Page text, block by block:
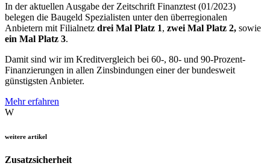
In der aktuellen Ausgabe der Zeitschrift Finanztest (01/2023)
belegen die Baugeld Spezialisten unter den überregionalen
Anbietern mit Filialnetz drei Mal Platz 1, zwei Mal Platz 2, sowie
ein Mal Platz 3.
Damit sind wir im Kreditvergleich bei 60-, 80- und 90-Prozent-
Finanzierungen in allen Zinsbindungen einer der bundesweit
günstigsten Anbieter.
Mehr erfahren
W
weitere artikel
Zusatzsicherheit